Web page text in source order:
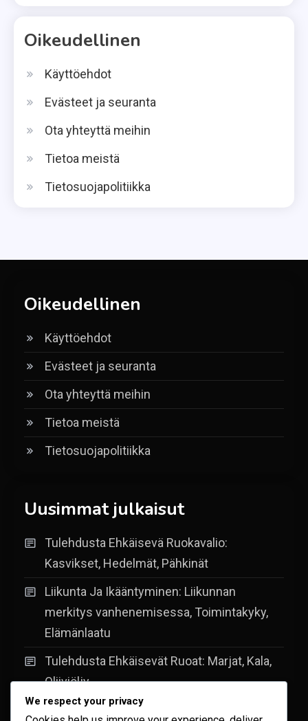
Oikeudellinen
Käyttöehdot
Evästeet ja seuranta
Ota yhteyttä meihin
Tietoa meistä
Tietosuojapolitiikka
Oikeudellinen
Käyttöehdot
Evästeet ja seuranta
Ota yhteyttä meihin
Tietoa meistä
Tietosuojapolitiikka
Uusimmat julkaisut
Tulehdusta Ehkäisevä Ruokavalio:
Kasvikset, Hedelmät, Pähkinät
Liikunta Ja Ikääntyminen: Liikunnan
merkitys vanhenemisessa, Toimintakyky,
Elämänlaatu
Tulehdusta Ehkäisevät Ruoat: Marjat, Kala,
Oliiviöljy
Liikuntarutiinit Ja Hyvinvointi: Säännöllisyys,
We respect your privacy